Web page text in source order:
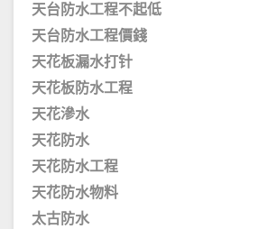
天台防水工程不起低
天台防水工程價錢
天花板漏水打针
天花板防水工程
天花滲水
天花防水
天花防水工程
天花防水物料
太古防水